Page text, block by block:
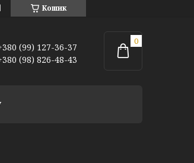
Кошик
(99) 127-36-37
(98) 826-48-43